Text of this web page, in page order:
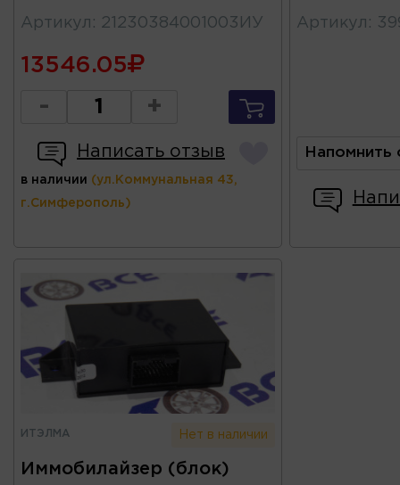
Артикул : 21230384001003ИУ
13546.05
- +
Написать отзыв
в наличии (ул.Коммунальная 43,
г.Симферополь)
Артикул :
Напомнить
ИТЭЛМА Нет в наличии
Иммобилайзер (блок)